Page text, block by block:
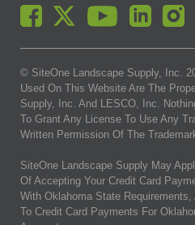
© SiteOne Landscape Supply, Inc.
Used On This Website Are The
Supply, Inc. And LESCO, Inc.
To Grant Any License To Use Any
Written Permission Of The
SiteOne Landscape Supply May
Of Accepting Your Credit Card
With Oklahoma State
To Credit Card Payments For